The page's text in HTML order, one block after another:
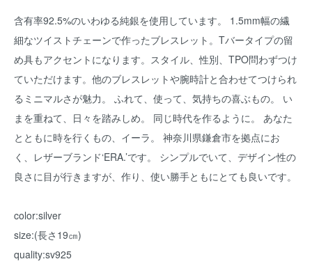
含有率92.5%のいわゆる純銀を使用しています。 1.5mm幅の繊
細なツイストチェーンで作ったブレスレット。Tバータイプの留
め具もアクセントになります。スタイル、性別、TPO問わずつけ
ていただけます。他のブレスレットや腕時計と合わせてつけられ
るミニマルさが魅力。 ふれて、使って、気持ちの喜ぶもの。 い
まを重ねて、日々を踏みしめ。 同じ時代を作るように。 あなた
とともに時を行くもの、イーラ。 神奈川県鎌倉市を拠点にお
く、レザーブランド‘ERA.’です。 シンプルでいて、デザイン性の
良さに目が行きますが、作り、使い勝手ともにとても良いです。
color:silver
size:(長さ19㎝)
quality:sv925